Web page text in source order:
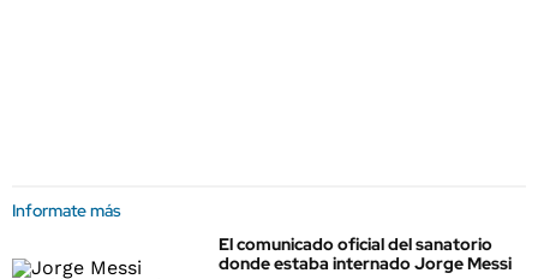
Informate más
El comunicado oficial del sanatorio
donde estaba internado Jorge Messi